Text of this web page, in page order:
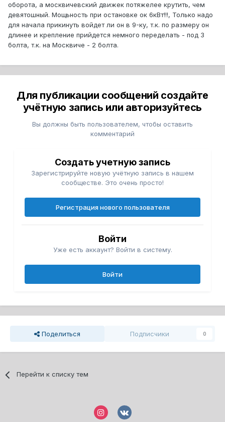
оборота, а москвичевский движек потяжелее крутить, чем
девятошный. Мощьность при остановке ок 6кВт!!!, Только надо
для начала прикинуть войдет ли он в 9-ку, т.к. по размеру он
длинее и крепление прийдется немного переделать - под 3
болта, т.к. на Москвиче - 2 болта.
Для публикации сообщений создайте
учётную запись или авторизуйтесь
Вы должны быть пользователем, чтобы оставить
комментарий
Создать учетную запись
Зарегистрируйте новую учётную запись в нашем
сообществе. Это очень просто!
Регистрация нового пользователя
Войти
Уже есть аккаунт? Войти в систему.
Войти
Поделиться Подписчики 0
Перейти к списку тем